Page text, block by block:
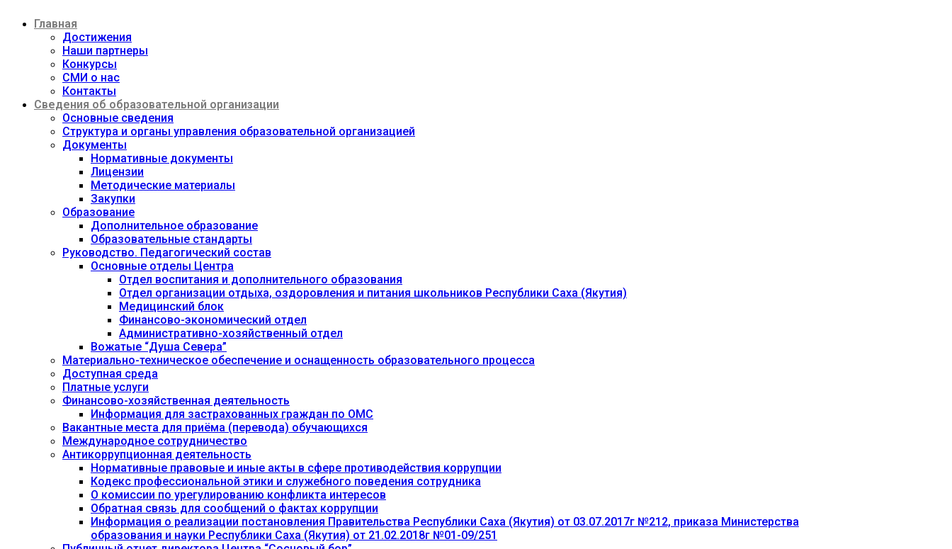
содержимому
Главная
Достижения
Наши партнеры
Конкурсы
СМИ о нас
Контакты
Сведения об образовательной организации
Основные сведения
Структура и органы управления образовательной организацией
Документы
Нормативные документы
Лицензии
Методические материалы
Закупки
Образование
Дополнительное образование
Образовательные стандарты
Руководство. Педагогический состав
Основные отделы Центра
Отдел воспитания и дополнительного образования
Отдел организации отдыха, оздоровления и питания школьников Республики Саха (Якутия)
Медицинский блок
Финансово-экономический отдел
Административно-хозяйственный отдел
Вожатые “Душа Севера”
Материально-техническое обеспечение и оснащенность образовательного процесса
Доступная среда
Платные услуги
Финансово-хозяйственная деятельность
Информация для застрахованных граждан по ОМС
Вакантные места для приёма (перевода) обучающихся
Международное сотрудничество
Антикоррупционная деятельность
Нормативные правовые и иные акты в сфере противодействия коррупции
Кодекс профессиональной этики и служебного поведения сотрудника
О комиссии по урегулированию конфликта интересов
Обратная связь для сообщений о фактах коррупции
Информация о реализации постановления Правительства Республики Саха (Якутия) от 03.07.2017г №212, приказа Министерства
образования и науки Республики Саха (Якутия) от 21.02.2018г №01-09/251